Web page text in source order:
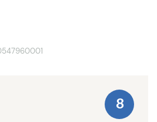
ein geräumiges
und Mikrowelle
und Küche haben eine
8